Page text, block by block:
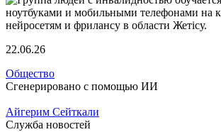
22.06.26
Общество
Сгенерировано с помощью ИИ
Айгерим Сейткали
Служба новостей